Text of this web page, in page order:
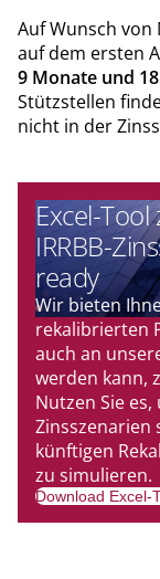
Auf Wunsch
auf dem ersten
9 Monate und
Stützstellen
nicht in der
Excel-
IRRBB-
ready
Wir bieten
rekalibrierten
auch an
werden kann,
Nutzen Sie
Zinsszenarien
künftigen
zu simulieren.
Download Excel-